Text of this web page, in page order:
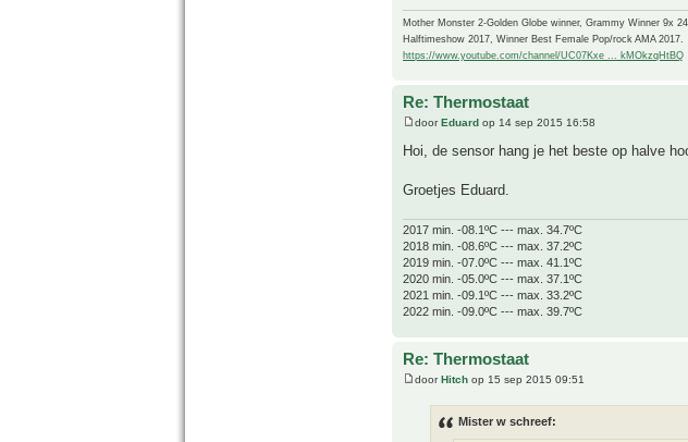
Mother Monster 2-Golden Globe winner, Grammy Winner 9x
Halftimeshow 2017, Winner Best Female Pop/rock AMA 2017.
https://www.youtube.com/channel/UC07Kxe ... kMOkzqHtBQ
Re: Thermostaat
doorEduard op 14 sep 2015 16:58
Hoi, de sensor hang je het beste op halve
Groetjes Eduard.
2017 min. -08.1ºC --- max. 34.7ºC
2018 min. -08.6ºC --- max. 37.2ºC
2019 min. -07.0ºC --- max. 41.1ºC
2020 min. -05.0ºC --- max. 37.1ºC
2021 min. -09.1ºC --- max. 33.2ºC
2022 min. -09.0ºC --- max. 39.7ºC
Re: Thermostaat
doorHitch op 15 sep 2015 09:51
Mister w schreef: